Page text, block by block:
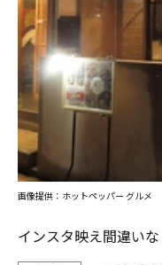
インスタ映え間違い
画像提供：ホットペッパー グルメ